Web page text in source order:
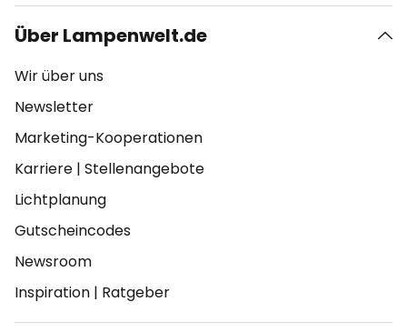
Über Lampenwelt.de
Wir über uns
Newsletter
Marketing-Kooperationen
Karriere | Stellenangebote
Lichtplanung
Gutscheincodes
Newsroom
Inspiration | Ratgeber